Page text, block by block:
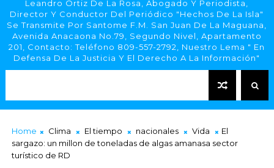
Leandro Ortiz De La Rosa, Abogado Y Periodista,
Director Y Conductor Del Periódico "Hechos De La Isla"
Se Transmite Por Santome F.M. San Juan De La Maguana,
Avenida Anacaona No.79, Segundo Nivel, Apartamento
201, Contacto: Teléfono 809-557-2792, Nuestro Lema " En
Defensa De La Justicia Y El Derecho A La Información"
Home Clima El tiempo nacionales Vida
El
sargazo: un millon de toneladas de algas amanasa sector
turístico de RD